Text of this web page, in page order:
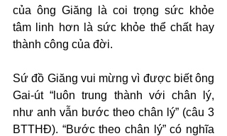
của ông Giăng là coi trọng sức khỏe
tâm linh hơn là sức khỏe thể chất hay
thành công của đời.
Sứ đồ Giăng vui mừng vì được biết ông
Gai-út “luôn trung thành với chân lý,
như anh vẫn bước theo chân lý” (câu 3
BTTHĐ). “Bước theo chân lý” có nghĩa